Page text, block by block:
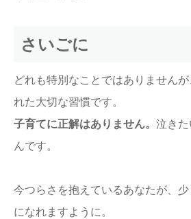
さいごに
どれも特別なことではありませんが
れた大切な習慣です。
子育てに正解はありません。 泣き
んです。
今つらさを抱えているあなたが、
になれますように。